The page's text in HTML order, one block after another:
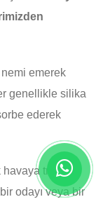
emerek
genellikle silika
ederek
transfer
odayı veya bir